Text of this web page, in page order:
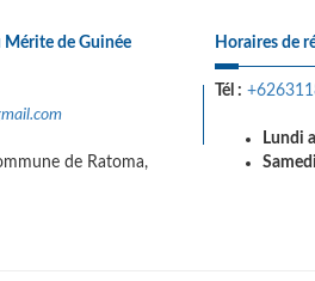
Mérite de Guinée
de Ratoma,
Horaires de
Tél :
Lundi